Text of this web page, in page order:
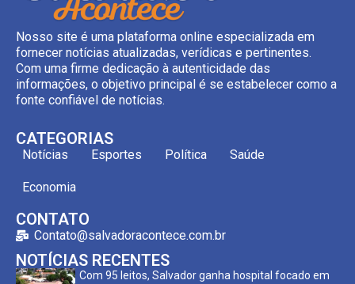
Nosso site é uma plataforma online especializada em
fornecer notícias atualizadas, verídicas e pertinentes.
Com uma firme dedicação à autenticidade das
informações, o objetivo principal é se estabelecer como a
fonte confiável de notícias.
CATEGORIAS
Notícias Esportes Política Saúde
Economia
CONTATO
Contato@salvadoracontece.com.br
NOTÍCIAS RECENTES
Com 95 leitos, Salvador ganha hospital focado em